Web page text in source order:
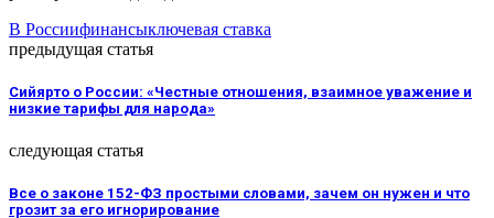
В Россиифинансыключевая ставка
предыдущая статья
Сийярто о России: «Честные отношения, взаимное уважение и
низкие тарифы для народа»
следующая статья
Все о законе 152-ФЗ простыми словами, зачем он нужен и что
грозит за его игнорирование